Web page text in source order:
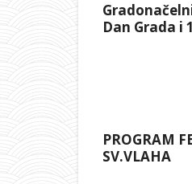
Dan Grada i
PROGRAM
SV.VLAHA